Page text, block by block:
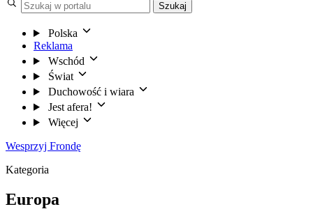
Szukaj
Polska
Reklama
Wschód
Świat
Duchowość i wiara
Jest afera!
Więcej
Wesprzyj Frondę
Kategoria
Europa